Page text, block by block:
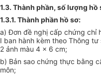
1.3. Thành phần, số lượng hồ
1.3.1. Thành phần hồ sơ:
a) Đơn đề nghị cấp chứng chỉ
I ban hành kèm theo Thông tư
2 ảnh màu 4 x 6 cm;
b) Bản sao chứng thực bằng
môn;